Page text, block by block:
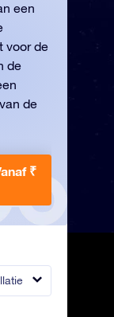
een
voor de
de
de
₹